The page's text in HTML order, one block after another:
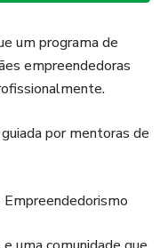
um programa de
empreendedoras
por mentoras de